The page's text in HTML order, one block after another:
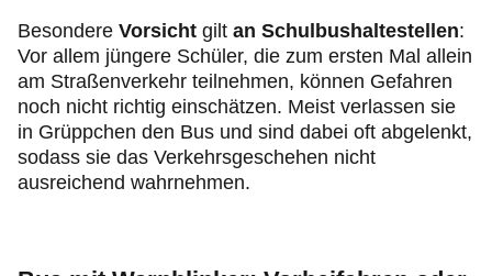
Besondere Vorsicht gilt an Schulbushaltestellen:
Vor allem jüngere Schüler, die zum ersten Mal allein
am Straßenverkehr teilnehmen, können Gefahren
noch nicht richtig einschätzen. Meist verlassen sie
in Grüppchen den Bus und sind dabei oft abgelenkt,
sodass sie das Verkehrsgeschehen nicht
ausreichend wahrnehmen.